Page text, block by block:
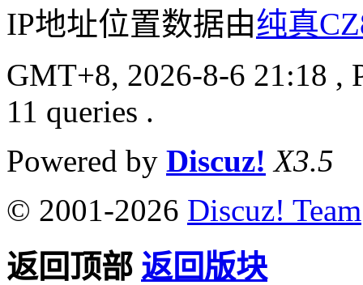
IP地址位置数据由纯真
GMT+8, 2026-8-6 21:18 ,
11 queries .
Powered by Discuz! X3.5
© 2001-2026 Discuz! Team
返回顶部 返回版块